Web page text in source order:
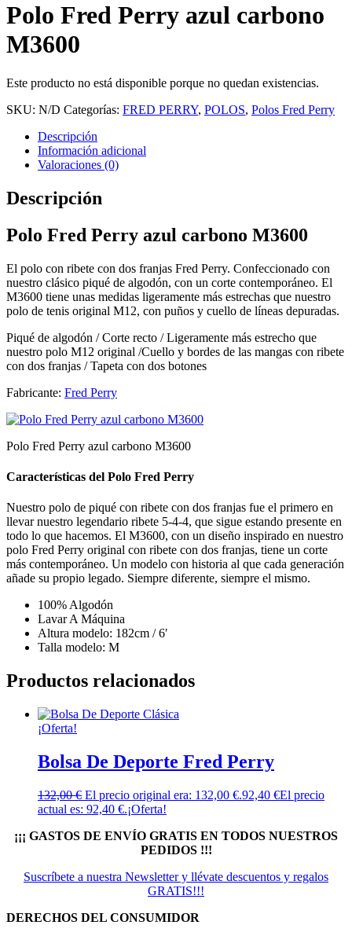
Polo Fred Perry azul carbono
M3600
Este producto no está disponible porque no quedan existencias.
SKU: N/D Categorías: FRED PERRY, POLOS, Polos Fred Perry
Descripción
Información adicional
Valoraciones (0)
Descripción
Polo Fred Perry azul carbono M3600
El polo con ribete con dos franjas Fred Perry. Confeccionado con
nuestro clásico piqué de algodón, con un corte contemporáneo. El
M3600 tiene unas medidas ligeramente más estrechas que nuestro
polo de tenis original M12, con puños y cuello de líneas depuradas.
Piqué de algodón / Corte recto / Ligeramente más estrecho que
nuestro polo M12 original /Cuello y bordes de las mangas con ribete
con dos franjas / Tapeta con dos botones
Fabricante: Fred Perry
Polo Fred Perry azul carbono M3600
Características del Polo Fred Perry
Nuestro polo de piqué con ribete con dos franjas fue el primero en
llevar nuestro legendario ribete 5-4-4, que sigue estando presente en
todo lo que hacemos. El M3600, con un diseño inspirado en nuestro
polo Fred Perry original con ribete con dos franjas, tiene un corte
más contemporáneo. Un modelo con historia al que cada generación
añade su propio legado. Siempre diferente, siempre el mismo.
100% Algodón
Lavar A Máquina
Altura modelo: 182cm / 6′
Talla modelo: M
Productos relacionados
¡Oferta!
Bolsa De Deporte Fred Perry
132,00€ El precio original era: 132,00 €.92,40 €El precio
actual es: 92,40 €.¡Oferta!
¡¡¡ GASTOS DE ENVÍO GRATIS EN TODOS NUESTROS
PEDIDOS !!!
Suscríbete a nuestra Newsletter y llévate descuentos y regalos
GRATIS!!!
DERECHOS DEL CONSUMIDOR